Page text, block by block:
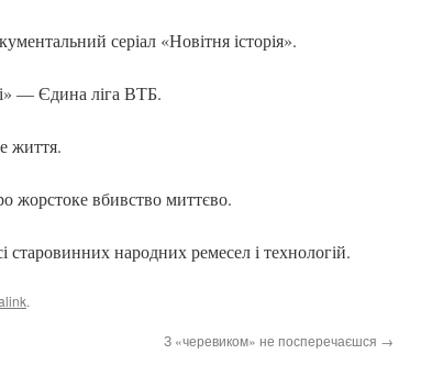
серіал «Новітня історія».
— Єдина ліга ВТБ.
життя.
жорстоке вбивство миттєво.
народних ремесел і технологій.
.
З «черевиком» не посперечаєшся →